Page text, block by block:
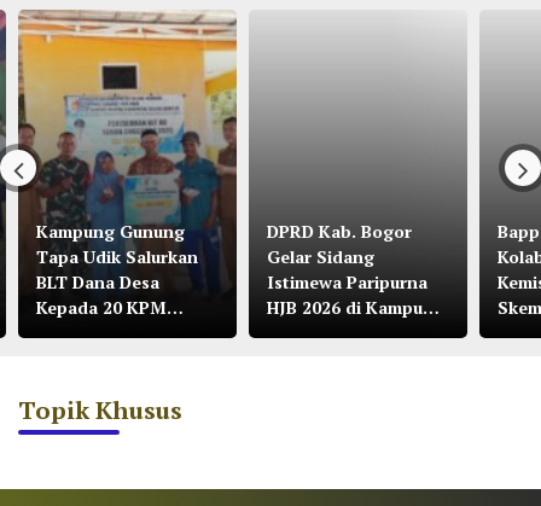
Kampung Gunung
Tapa Udik Salurkan
BLT Dana Desa
Kepada 20 KPM
Tahun 2026
DPRD Kab. Bogor
Gelar Sidang
Istimewa Paripurna
HJB 2026 di Kampung
Citalahab Desa
Topik Khusus